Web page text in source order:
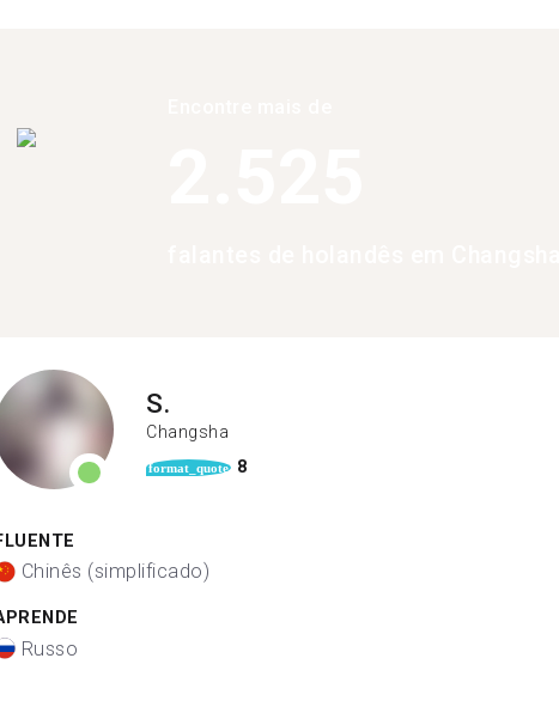
S.
Changsha
format_quote 8
Chinês (simplificado)
Russo